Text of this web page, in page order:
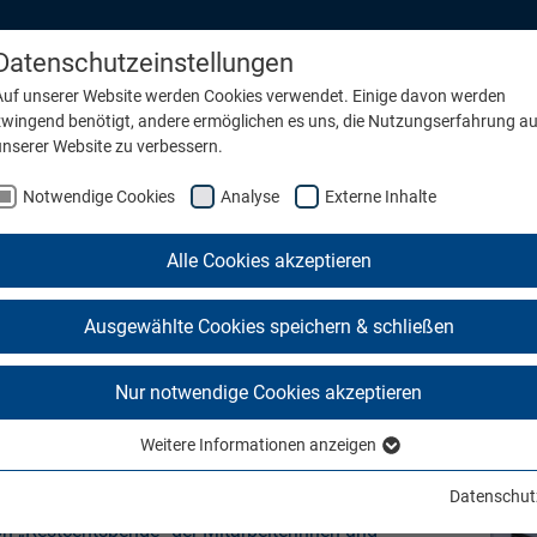
for "Konzern"
spenden 9.362,02
wenn man auch kleinste Geldbeträge
einer stattlichen Summe anhäufen. Vereinfacht
„Restcentspende“ der Mitarbeiterinnen und
unserer Website werden Cookies verwendet. Einige davon werden
benötigt, andere ermöglichen es uns, die Nutzungserfahrung
Website zu verbessern.
Notwendige Cookies Analyse Externe Inhalte
Alle Cookies akzeptieren
Ausgewählte Cookies speichern & schließen
Nur notwendige Cookies akzeptieren
Notwendige Cookies werden für grundlegende Funktionen der Website
Weitere Informationen anzeigen